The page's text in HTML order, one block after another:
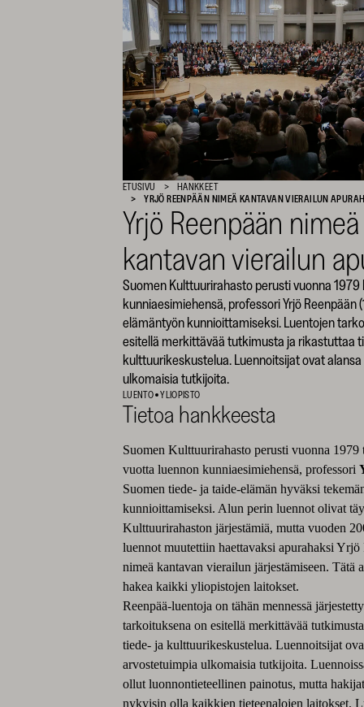
ETUSIVU
HANKKEET
YRJÖ REENPÄÄN NIMEÄ KANTAVAN VIERAILUN
Yrjö Reenpään nimeä
kantavan vierailun
Suomen Kulttuurirahasto perusti vuonna 1979
kunniaesimiehensä, professori Yrjö Reenpään
elämäntyön kunnioittamiseksi. Luentojen
esitellä merkittävää tutkimusta ja rikastuttaa
kulttuurikeskustelua. Luennoitsijat ovat
ulkomaisia tutkijoita.
LUENTO YLIOPISTO
Tietoa hankkeesta
Suomen Kulttuurirahasto perusti vuonna 1979
vuotta luennon kunniaesimiehensä, professori
Suomen tiede- ja taide-elämän hyväksi
kunnioittamiseksi. Alun perin luennot olivat
Kulttuurirahaston järjestämiä, mutta vuoden
luennot muutettiin haettavaksi apurahaksi Yrjö
nimeä kantavan vierailun järjestämiseen. Tätä
hakea kaikki yliopistojen laitokset.
Reenpää-luentoja on tähän mennessä
tarkoituksena on esitellä merkittävää
tiede- ja kulttuurikeskustelua. Luennoitsijat
arvostetuimpia ulkomaisia tutkijoita.
ollut luonnontieteellinen painotus, mutta
nykyisin olla kaikkien tieteenalojen laitokset.